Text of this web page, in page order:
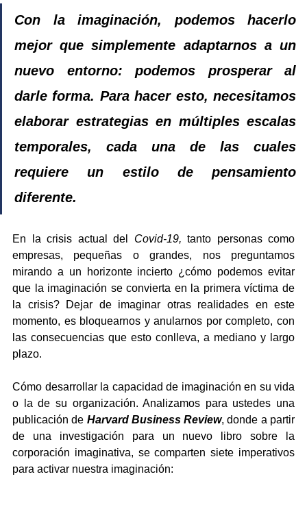
Con la imaginación, podemos hacerlo
mejor que simplemente adaptarnos a un
nuevo entorno: podemos prosperar al
darle forma. Para hacer esto, necesitamos
elaborar estrategias en múltiples escalas
temporales, cada una de las cuales
requiere un estilo de pensamiento
diferente.
En la crisis actual del Covid-19, tanto personas como
empresas, pequeñas o grandes, nos preguntamos
mirando a un horizonte incierto ¿cómo podemos evitar
que la imaginación se convierta en la primera víctima de
la crisis? Dejar de imaginar otras realidades en este
momento, es bloquearnos y anularnos por completo, con
las consecuencias que esto conlleva, a mediano y largo
plazo.
Cómo desarrollar la capacidad de imaginación en su vida
o la de su organización. Analizamos para ustedes una
publicación de Harvard Business Review, donde a partir
de una investigación para un nuevo libro sobre la
corporación imaginativa, se comparten siete imperativos
para activar nuestra imaginación: